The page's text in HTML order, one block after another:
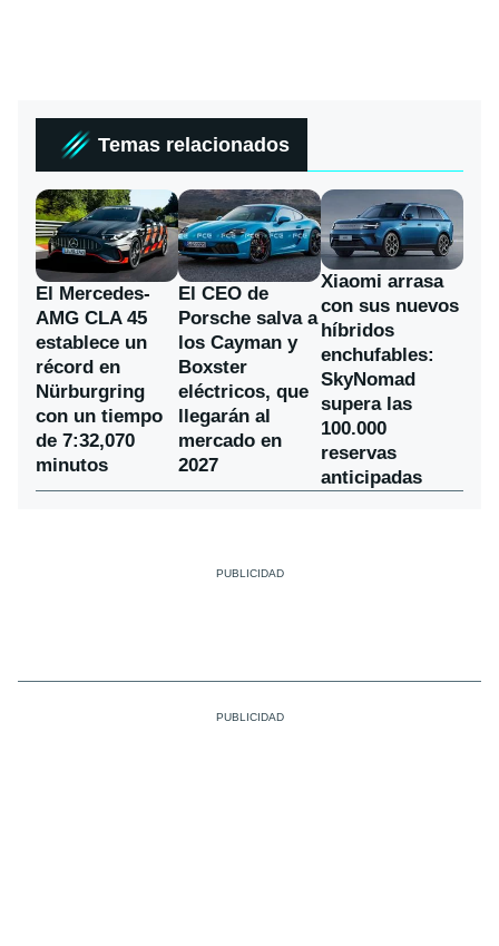
Temas relacionados
El Mercedes-
AMG CLA 45
establece un
récord en
Nürburgring
con un tiempo
de 7:32,070
minutos
El CEO de
Porsche salva a
los Cayman y
Boxster
eléctricos, que
llegarán al
mercado en
2027
Xiaomi arrasa
con sus nuevos
híbridos
enchufables:
SkyNomad
supera las
100.000
reservas
anticipadas